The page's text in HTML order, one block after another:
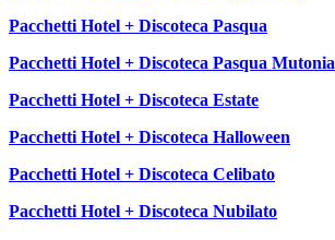
Pacchetti Hotel + Discoteca Pasqua
Pacchetti Hotel + Discoteca Pasqua Mutonia
Pacchetti Hotel + Discoteca Estate
Pacchetti Hotel + Discoteca Halloween
Pacchetti Hotel + Discoteca Celibato
Pacchetti Hotel + Discoteca Nubilato